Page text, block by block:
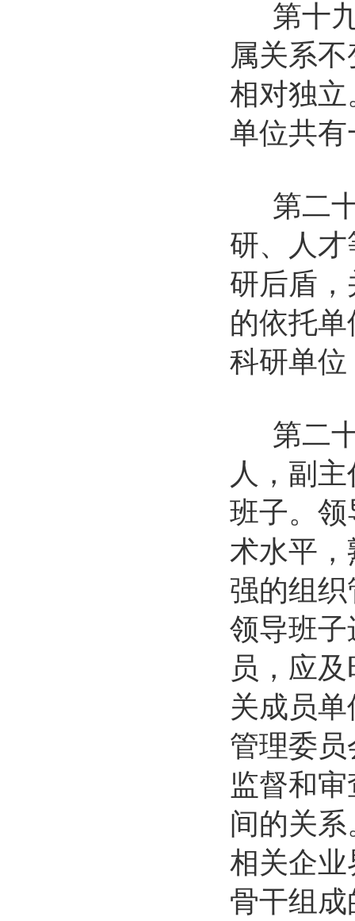
第十九
属关系
相对独
单位共
第二十
研、人
研后盾
的依托
科研单
第二十
人，副
班子。
术水平
强的组
领导班
员，应
关成员
管理委
监督和
间的关
相关企
骨干组